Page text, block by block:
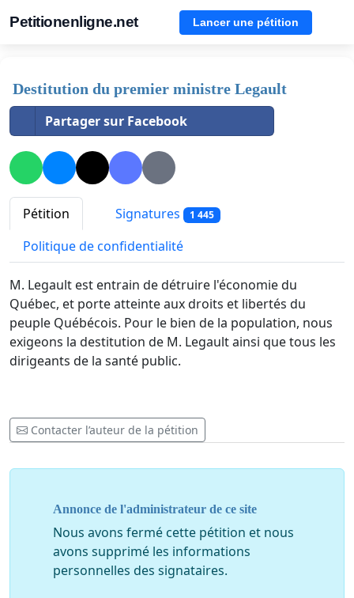
Petitionenligne.net Lancer une pétition
Destitution du premier ministre Legault
Partager sur Facebook
Pétition Signatures 1 445
Politique de confidentialité
M. Legault est entrain de détruire l'économie du
Québec, et porte atteinte aux droits et libertés du
peuple Québécois. Pour le bien de la population, nous
exigeons la destitution de M. Legault ainsi que tous les
dirigeants de la santé public.
Contacter l’auteur de la pétition
Annonce de l'administrateur de ce site
Nous avons fermé cette pétition et nous
avons supprimé les informations
personnelles des signataires.